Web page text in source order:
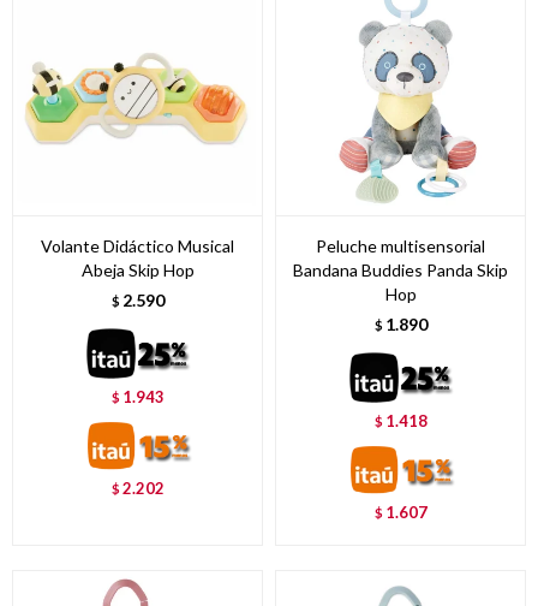
Volante Didáctico Musical
Abeja Skip Hop
$ 2.590
$ 1.943
$2.202
Peluche multisensorial
Bandana Buddies Panda Skip
Hop
$ 1.890
$ 1.418
$ 1.607